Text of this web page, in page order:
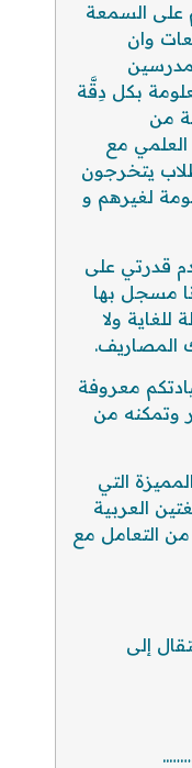
على السمعة
وان
بكل دِقَّة
من
العلمي مع
يتخرجون
لغيرهم و
قدرتي على
مسجل بها
ولا
المصاريف.
معروفة
وتمكنه من
التي
العربية
من التعامل مع
إلى